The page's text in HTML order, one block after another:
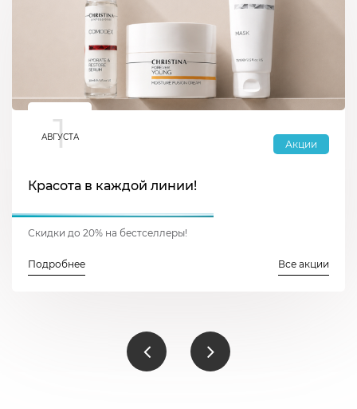
1
АВГУСТА
Акции
Красота в каждой линии!
Скидки до 20% на бестселлеры!
Подробнее Все акции